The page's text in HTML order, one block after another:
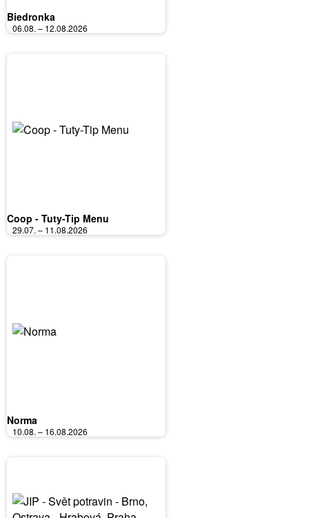
Biedronka
06.08. – 12.08.2026
Coop - Tuty-Tip Menu
29.07. – 11.08.2026
Norma
10.08. – 16.08.2026